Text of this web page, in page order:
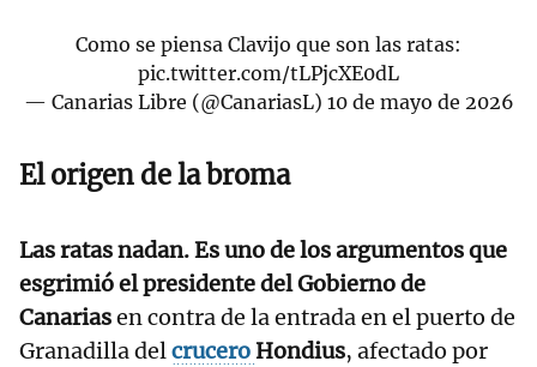
Como se piensa Clavijo que son las ratas:
pic.twitter.com/tLPjcXE0dL
— Canarias Libre (@CanariasL) 10 de mayo de 2026
El origen de la broma
Las ratas nadan. Es uno de los argumentos que
esgrimió el presidente del Gobierno de
Canariasen contra de la entrada en el puerto de
Granadilla delcrucero Hondius, afectado por